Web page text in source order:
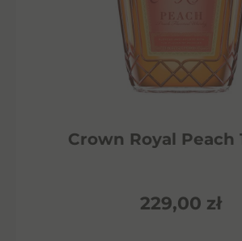
Crown Royal Peach
229,00 zł